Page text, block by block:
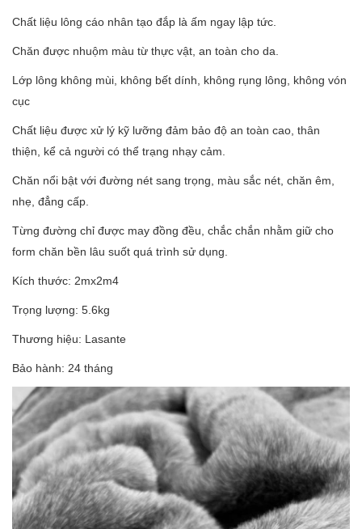
Chất liệu lông cáo nhân tạo đắp là ấm ngay lập tức.
Chăn được nhuộm màu từ thực vật, an toàn cho da.
Lớp lông không mùi, không bết dính, không rụng lông, không vón
cục
Chất liệu được xử lý kỹ lưỡng đảm bảo độ an toàn cao, thân
thiện, kể cả người có thể trạng nhạy cảm.
Chăn nổi bật với đường nét sang trọng, màu sắc nét, chăn êm,
nhẹ, đẳng cấp.
Từng đường chỉ được may đồng đều, chắc chắn nhằm giữ cho
form chăn bền lâu suốt quá trình sử dụng.
Kích thước: 2mx2m4
Trọng lượng: 5.6kg
Thương hiệu: Lasante
Bảo hành: 24 tháng